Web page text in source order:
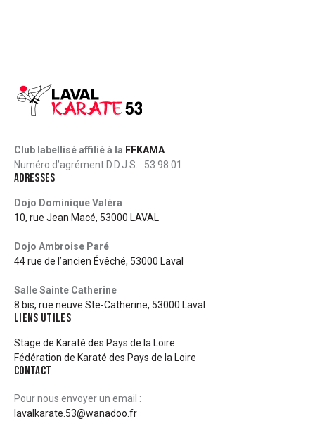
Club labellisé affilié à la FFKAMA
Numéro d’agrément D.D.J.S. : 53 98 01
ADRESSES
Dojo Dominique Valéra
10, rue Jean Macé, 53000 LAVAL
Dojo Ambroise Paré
44 rue de l’ancien Évêché, 53000 Laval
Salle Sainte Catherine
8 bis, rue neuve Ste-Catherine, 53000 Laval
LIENS UTILES
Stage de Karaté des Pays de la Loire​
Fédération de Karaté des Pays de la Loire​
CONTACT
Pour nous envoyer un email :
lavalkarate.53@wanadoo.fr